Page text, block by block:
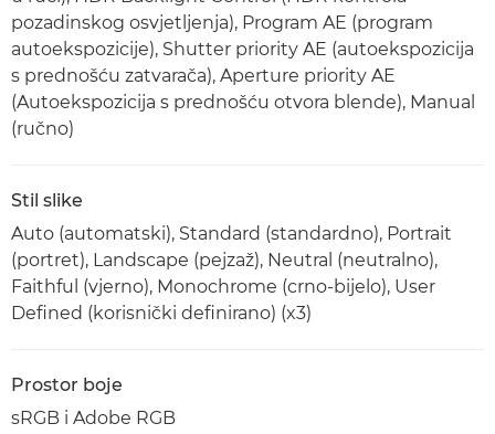
pozadinskog osvjetljenja), Program AE (program
autoekspozicije), Shutter priority AE (autoekspozicija
s prednošću zatvarača), Aperture priority AE
(Autoekspozicija s prednošću otvora blende), Manual
(ručno)
Stil slike
Auto (automatski), Standard (standardno), Portrait
(portret), Landscape (pejzaž), Neutral (neutralno),
Faithful (vjerno), Monochrome (crno-bijelo), User
Defined (korisnički definirano) (x3)
Prostor boje
sRGB i Adobe RGB